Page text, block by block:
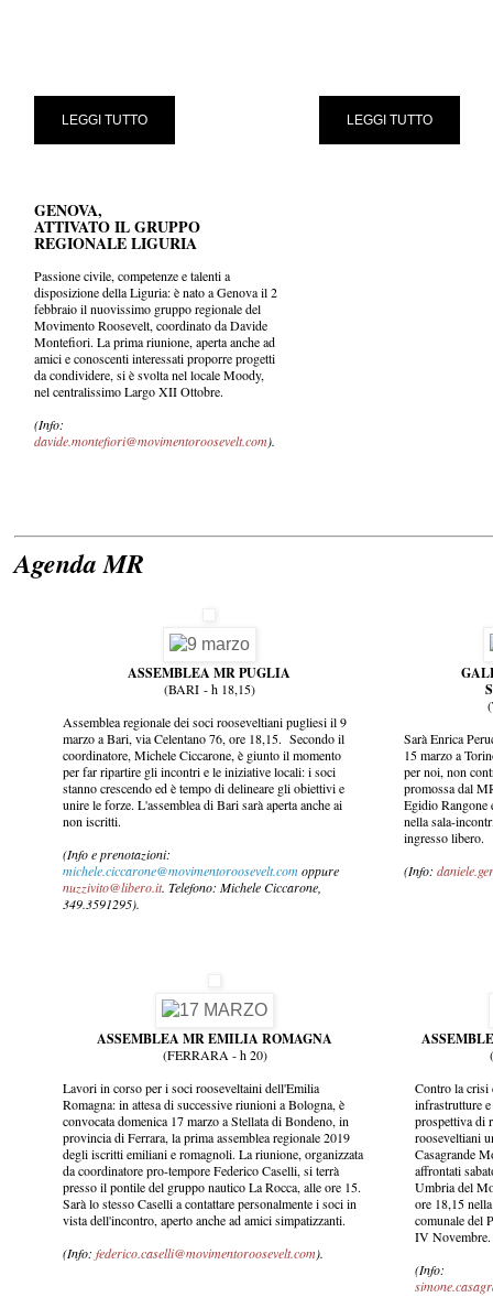
LEGGI TUTTO LEGGI TUTTO
GENOVA,
ATTIVATO IL GRUPPO
REGIONALE LIGURIA
Passione civile, competenze e talenti a
disposizione della Liguria: è nato a Genova il 2
febbraio il nuovissimo gruppo regionale del
Movimento Roosevelt, coordinato da Davide
Montefiori. La prima riunione, aperta anche ad
amici e conoscenti interessati proporre progetti
da condividere, si è svolta nel locale Moody,
nel centralissimo Largo XII Ottobre.
(Info:
davide.montefiori@movimentoroosevelt.com).
Agenda MR
ASSEMBLEA MR PUGLIA
(BARI - h 18,15)
Assemblea regionale dei soci rooseveltiani pugliesi il 9
marzo a Bari, via Celentano 76, ore 18,15. Secondo il
coordinatore, Michele Ciccarone, è giunto il momento
per far ripartire gli incontri e le iniziative locali: i soci
stanno crescendo ed è tempo di delineare gli obiettivi e
unire le forze. L'assemblea di Bari sarà aperta anche ai
non iscritti.
(Info e prenotazioni:
michele.ciccarone@movimentoroosevelt.comoppure
nuzzivito@libero.it. Telefono: Michele Ciccarone,
349.3591295).
Sarà Enrica
15 marzo a
per noi, non
promossa dal
Egidio Rangone
nella sala-
ingresso libero.
(Info:
ASSEMBLEA MR EMILIA ROMAGNA
(FERRARA - h 20)
Lavori in corso per i soci rooseveltaini dell'Emilia
Romagna: in attesa di successive riunioni a Bologna, è
convocata domenica 17 marzo a Stellata di Bondeno, in
provincia di Ferrara, la prima assemblea regionale 2019
degli iscritti emiliani e romagnoli. La riunione, organizzata
da coordinatore pro-tempore Federico Caselli, si terrà
presso il pontile del gruppo nautico La Rocca, alle ore 15.
Sarà lo stesso Caselli a contattare personalmente i soci in
vista dell'incontro, aperto anche ad amici simpatizzanti.
(Info: federico.caselli@movimentoroosevelt.com).
Contro la crisi
infrastrutture
prospettiva di
rooseveltiani
Casagrande
affrontati
Umbria del
ore 18,15
comunale del
IV Novembre.
(Info: